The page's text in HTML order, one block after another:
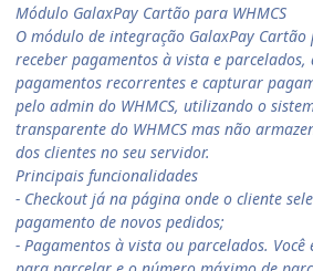
Módulo GalaxPay Cartão para WHMCS
O módulo de integração GalaxPay Cartão
receber pagamentos à vista e
pagamentos recorrentes e capturar
pelo admin do WHMCS, utilizando o
transparente do WHMCS mas não
dos clientes no seu servidor.
Principais funcionalidades
- Checkout já na página onde o cliente
pagamento de novos pedidos;
- Pagamentos à vista ou parcelados.